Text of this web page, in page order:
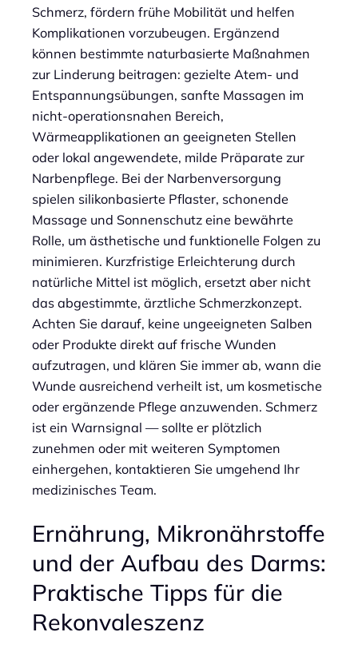
Schmerz, fördern frühe Mobilität und helfen
Komplikationen vorzubeugen. Ergänzend
können bestimmte naturbasierte Maßnahmen
zur Linderung beitragen: gezielte Atem- und
Entspannungsübungen, sanfte Massagen im
nicht-operationsnahen Bereich,
Wärmeapplikationen an geeigneten Stellen
oder lokal angewendete, milde Präparate zur
Narbenpflege. Bei der Narbenversorgung
spielen silikonbasierte Pflaster, schonende
Massage und Sonnenschutz eine bewährte
Rolle, um ästhetische und funktionelle Folgen zu
minimieren. Kurzfristige Erleichterung durch
natürliche Mittel ist möglich, ersetzt aber nicht
das abgestimmte, ärztliche Schmerzkonzept.
Achten Sie darauf, keine ungeeigneten Salben
oder Produkte direkt auf frische Wunden
aufzutragen, und klären Sie immer ab, wann die
Wunde ausreichend verheilt ist, um kosmetische
oder ergänzende Pflege anzuwenden. Schmerz
ist ein Warnsignal — sollte er plötzlich
zunehmen oder mit weiteren Symptomen
einhergehen, kontaktieren Sie umgehend Ihr
medizinisches Team.
Ernährung, Mikronährstoffe
und der Aufbau des Darms:
Praktische Tipps für die
Rekonvaleszenz